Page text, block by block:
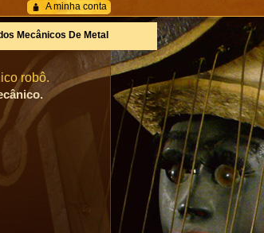
A minha conta
Mecânicos De Metal
robô.